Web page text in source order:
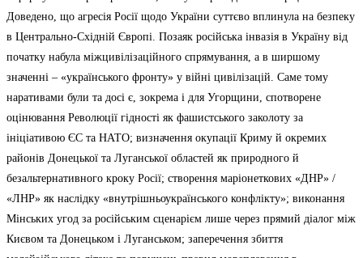
Доведено, що агресія Росії щодо України суттєво вплинула на безпеку
в Центрально-Східній Європі. Позаяк російська інвазія в Україну від
початку набула міжцивілізаційного спрямування, а в ширшому
значенні – «українського фронту» у війні цивілізацій. Саме тому
наративами були та досі є, зокрема і для Угорщини, спотворене
оцінювання Революції гідності як фашистського заколоту за
ініціативою ЄС та НАТО; визначення окупації Криму й окремих
районів Донецької та Луганської областей як природного й
безальтернативного кроку Росії; створення маріонеткових «ДНР» /
«ЛНР» як наслідку «внутрішньоукраїнського конфлікту»; виконання
Мінських угод за російським сценарієм лише через прямий діалог між
Києвом та Донецьком і Луганськом; заперечення збиття